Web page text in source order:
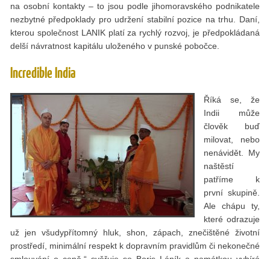
na osobní kontakty – to jsou podle jihomoravského podnikatele
nezbytné předpoklady pro udržení stabilní pozice na trhu. Daní,
kterou společnost LANIK platí za rychlý rozvoj, je předpokládaná
delší návratnost kapitálu uloženého v punské pobočce.
Incredible India
Říká se, že
Indii může
člověk buď
milovat, nebo
nenávidět. My
naštěstí
patříme k
první skupině.
Ale chápu ty,
které odrazuje
už jen všudypřítomný hluk, shon, zápach, znečištěné životní
prostředí, minimální respekt k dopravním pravidlům či nekonečné